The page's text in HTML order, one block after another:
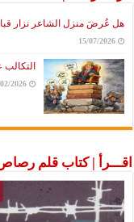
هل عُرضَ منزل الشاعر نزار
15/07/2026
2026
اقـــرأ | كتاب قلم